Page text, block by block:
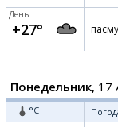
День
+27°
Понедельник, 17
°C